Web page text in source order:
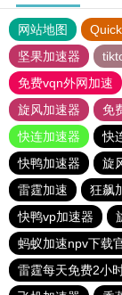
网站地图
坚果加速器
免费vqn外网加速
旋风加速器
免
快连加速器
快
快鸭加速器
旋
雷霆加速
狂飙
快鸭vp加速器
蚂蚁加速npv下载
雷霆每天免费2小